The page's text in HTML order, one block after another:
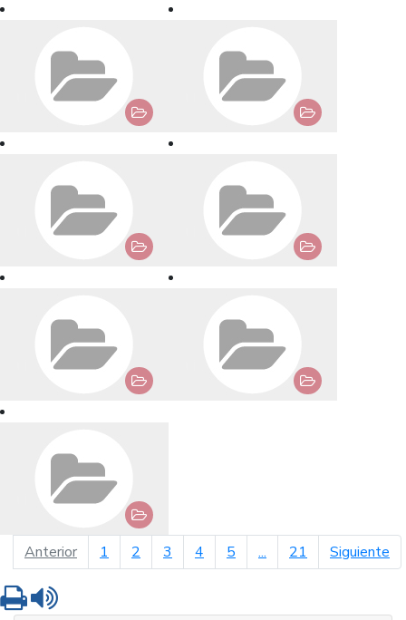
Anteriorpágina anterior
1 2 3 4 5 ... 21 Siguiente
Imprimir